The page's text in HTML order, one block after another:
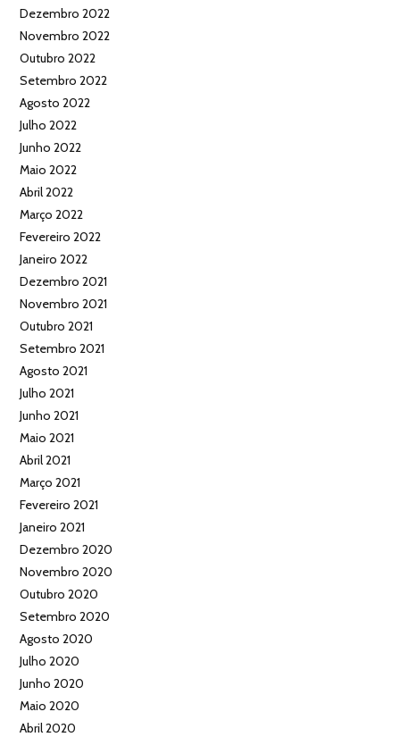
Dezembro 2022
Novembro 2022
Outubro 2022
Setembro 2022
Agosto 2022
Julho 2022
Junho 2022
Maio 2022
Abril 2022
Março 2022
Fevereiro 2022
Janeiro 2022
Dezembro 2021
Novembro 2021
Outubro 2021
Setembro 2021
Agosto 2021
Julho 2021
Junho 2021
Maio 2021
Abril 2021
Março 2021
Fevereiro 2021
Janeiro 2021
Dezembro 2020
Novembro 2020
Outubro 2020
Setembro 2020
Agosto 2020
Julho 2020
Junho 2020
Maio 2020
Abril 2020